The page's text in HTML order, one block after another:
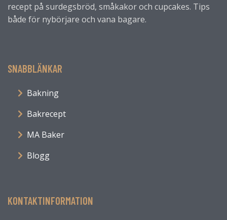
recept på surdegsbröd, småkakor och cupcakes. Tips
både för nybörjare och vana bagare.
SNABBLÄNKAR
Bakning
Bakrecept
MA Baker
Blogg
KONTAKTINFORMATION